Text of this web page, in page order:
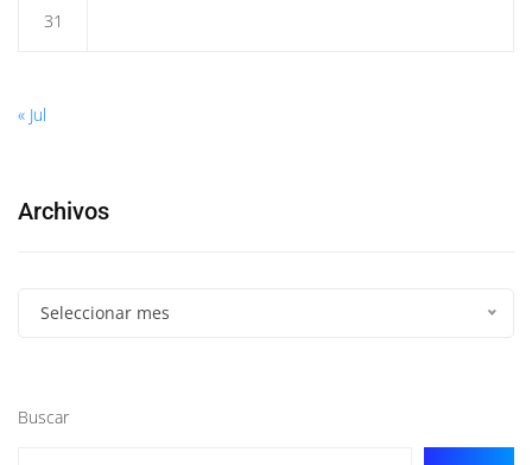
31
« Jul
Archivos
Seleccionar mes
Buscar